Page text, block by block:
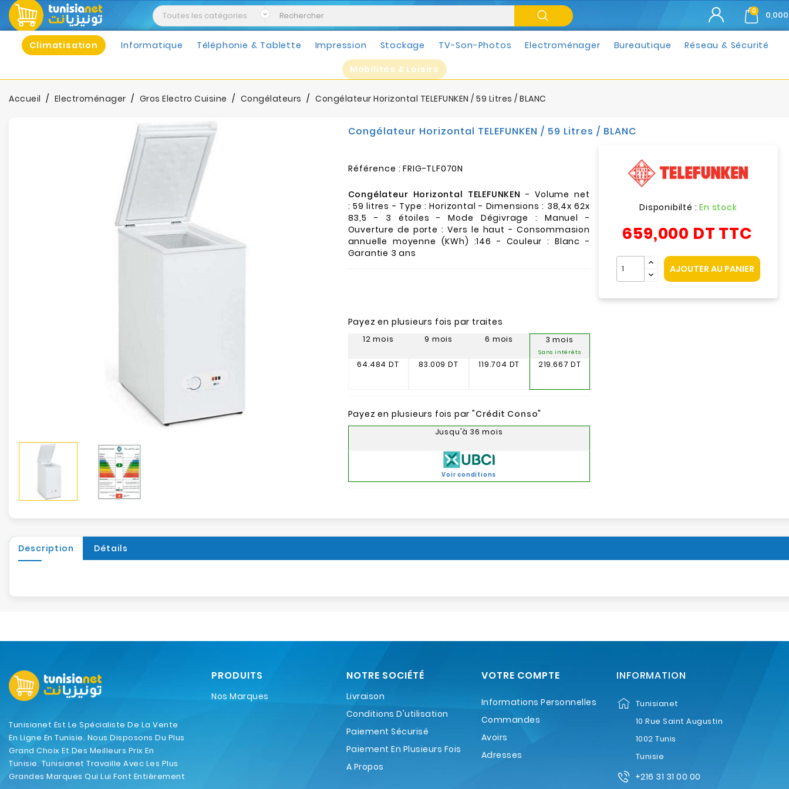
0
Climatisation Informatique Téléphonie & Tablette Impression Stockage TV-Son-Photos Electroménager Bureautique Réseau & Sécurité
Mobilités & Loisirs
Accueil Electroménager Gros Electro Cuisine Congélateurs Congélateur Horizontal TELEFUNKEN / 59 Litres / BLANC
Congélateur Horizontal TELEFUNKEN / 59 Litres / BLANC
Référence : FRIG-TLF070N
Congélateur Horizontal TELEFUNKEN - Volume net
: 59 litres - Type : Horizontal - Dimensions : 38,4x 62x
83,5 - 3 étoiles - Mode Dégivrage : Manuel -
Ouverture de porte : Vers le haut - Consommasion
annuelle moyenne (KWh) :146 - Couleur : Blanc -
Garantie 3 ans
Disponibilté :En stock
659,000 DT TTC
AJOUTER AU PANIER
Payez en plusieurs fois par traites
12 mois
64.484 DT
9 mois
83.009 DT
6 mois
119.704 DT
3 mois
Sans intérêts
219.667 DT
Payez en plusieurs fois par "Crédit Conso"
Jusqu'à 36 mois
Voir conditions
Description Détails
Tunisianet Est Le Spécialiste De La Vente
En Ligne En Tunisie. Nous Disposons Du Plus
Grand Choix Et Des Meilleurs Prix En
Tunisie. Tunisianet Travaille Avec Les Plus
Grandes Marques Qui Lui Font Entièrement
PRODUITS
Nos Marques
NOTRE SOCIÉTÉ
Livraison
Conditions D'utilisation
Paiement Sécurisé
Paiement En Plusieurs Fois
A Propos
VOTRE COMPTE
Informations Personnelles
Commandes
Avoirs
Adresses
INFORMATION
Tunisianet
10 Rue Saint Augustin
1002 Tunis
Tunisie
+216 31 31 00 00